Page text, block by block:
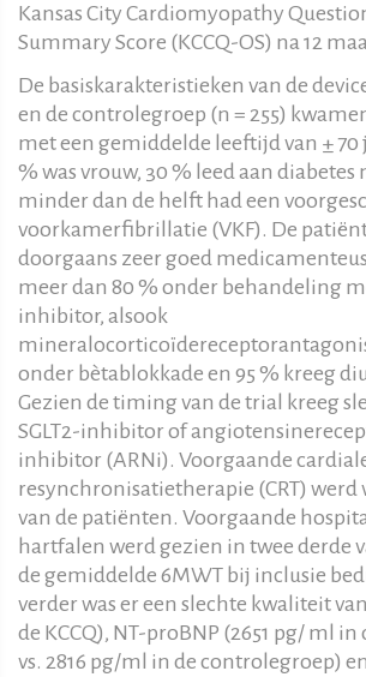
Kansas City Cardiomyopathy
Summary Score (KCCQ-OS) na 12
De basiskarakteristieken van de
en de controlegroep (n = 255)
met een gemiddelde leeftijd van ± 70
% was vrouw, 30 % leed aan
minder dan de helft had een
voorkamerfibrillatie (VKF). De
doorgaans zeer goed
meer dan 80 % onder behandeling
inhibitor, alsook
onder bètablokkade en 95 % kreeg
Gezien de timing van de trial kreeg
SGLT2-inhibitor of
inhibitor (ARNi). Voorgaande
resynchronisatietherapie (CRT) werd
van de patiënten. Voorgaande
hartfalen werd gezien in twee derde
de gemiddelde 6MWT bij inclusie
verder was er een slechte kwaliteit
de KCCQ), NT-proBNP (2651 pg/ ml
vs. 2816 pg/ml in de controlegroep)